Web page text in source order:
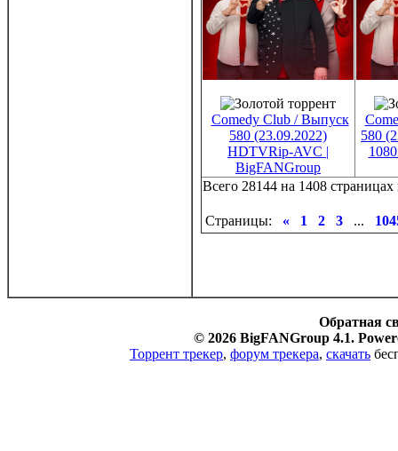
Comedy Club / Выпуск
580 (23.09.2022)
HDTVRip-AVC |
BigFANGroup
580
Всего 28144 на 1408
Страницы: « 1 2 3 ...
Обратная
© 2026 BigFANGroup 4.1.
Торрент трекер, форум трекера, скачать